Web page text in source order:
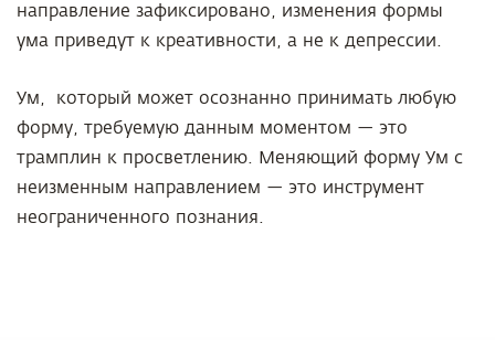
направление зафиксировано, изменения формы
ума приведут к креативности, а не к депрессии.
Ум, который может осознанно принимать любую
форму, требуемую данным моментом — это
трамплин к просветлению. Меняющий форму Ум с
неизменным направлением — это инструмент
неограниченного познания.